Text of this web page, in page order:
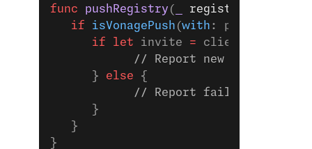
func pushRegistry ( registry
   if
isVonagePush (with : payload.
      if
let invite = client.
// Report new call to
      }
else {
// Report failed call to
      }
   }
}